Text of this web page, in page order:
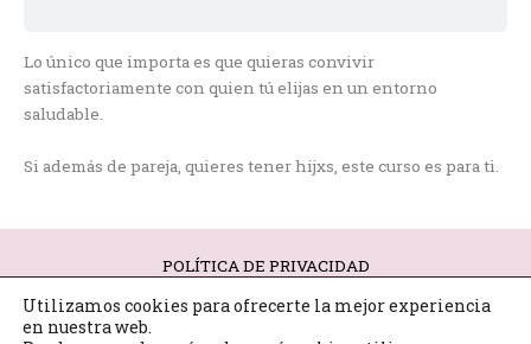
Lo único que importa es que quieras convivir
satisfactoriamente con quien tú elijas en un entorno
saludable.
Si además de pareja, quieres tener hijxs, este curso es para ti.
POLÍTICA DE PRIVACIDAD
POLÍTICA Y LEGALIDAD DE COOKIES
Utilizamos cookies para ofrecerte la mejor experiencia
en nuestra web.